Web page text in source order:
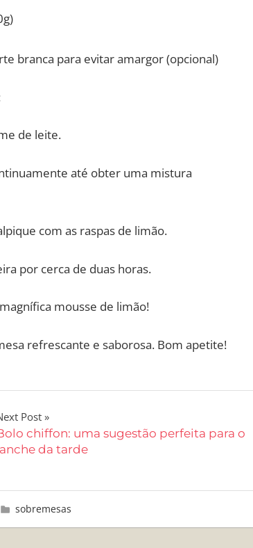
branca para evitar amargor (opcional)
de leite.
até obter uma mistura
com as raspas de limão.
por cerca de duas horas.
mousse de limão!
refrescante e saborosa. Bom apetite!
Post
chiffon: uma sugestão perfeita para o
da tarde
sobremesas